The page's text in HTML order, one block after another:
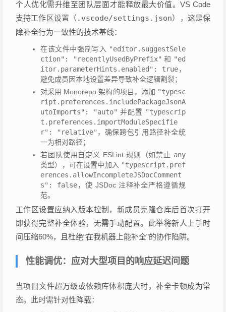
个人优化需升维至团队层面才能释放最大价值。VS Code
支持工作区设置（ .vscode/settings.json），这是保
障补全行为一致性的技术基线：
在该文件中强制写入 "editor.suggestSele
ction": "recentlyUsedByPrefix" 和 "ed
itor.parameterHints.enabled": true，
避免成员因本地设置差异导致补全逻辑割裂；
对采用 Monorepo 架构的项目，添加 "typesc
ript.preferences.includePackageJsonA
utoImports": "auto" 并配置 "typescrip
t.preferences.importModuleSpecifie
r": "relative" ，确保跨包引用路径补全统
一为相对路径；
若团队使用自定义 ESLint 规则（如禁止 any
类型），可在设置中加入 "typescript.pref
erences.allowIncompleteJSDocComment
s": false，使 JSDoc 注释补全严格遵循规
范。
工作区设置应纳入版本控制，新成员克隆仓库后首次打开
即获得完整补全体验，无需手动配置。此举将新人上手时
间压缩60%，且杜绝“在我机器上能补全”的协作陷阱。
性能调优：应对大型项目的响应延迟问题
当项目文件超万级或依赖库体积庞大时，补全卡顿成为常
态。此时需针对性降载：